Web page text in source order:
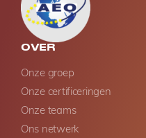
OVER
Onze groep
Onze certificeringen
Onze teams
Ons netwerk